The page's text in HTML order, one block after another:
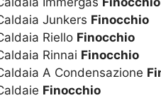
Junkers Finocchio
Riello Finocchio
Rinnai Finocchio
A Condensazione
Finocchio